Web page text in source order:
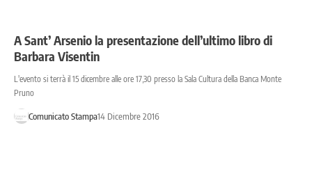
A Sant’ Arsenio la presentazione dell’ultimo libro di
Barbara Visentin
L'evento si terrà il 15 dicembre alle ore 17,30 presso la Sala Cultura della Banca Monte
Pruno
Comunicato Stampa14 Dicembre 2016